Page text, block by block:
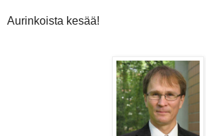
Aurinkoista kesää!